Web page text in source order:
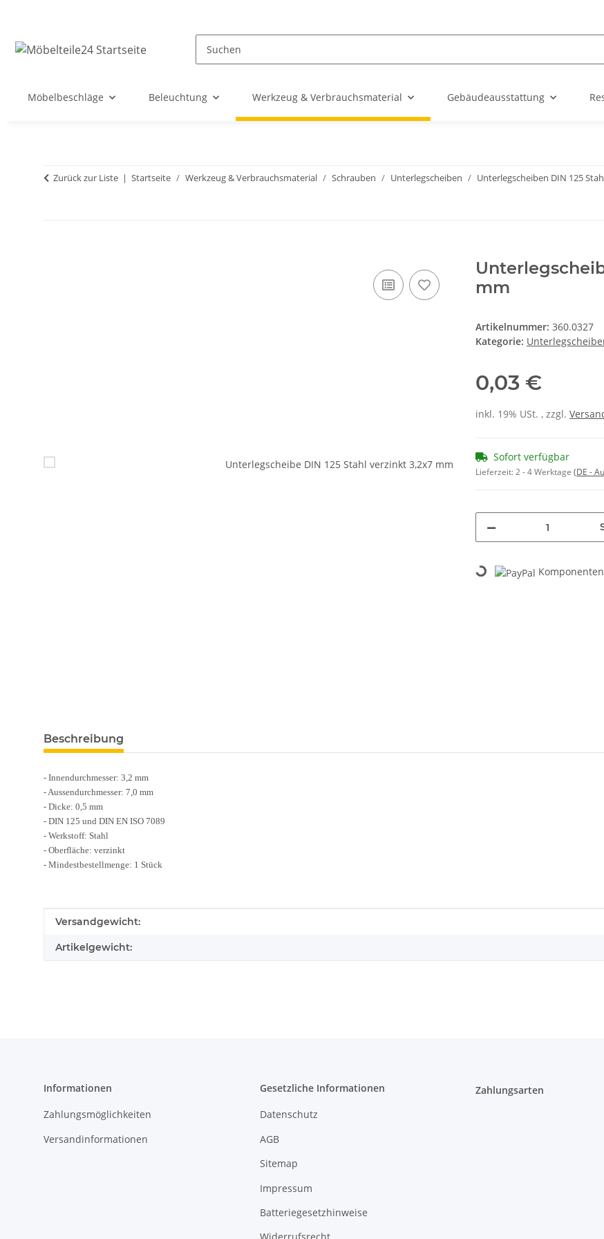
Möbelbeschläge Beleuchtung Werkzeug & Verbrauchsmaterial Gebäudeausstattung
Zurück zur Liste Startseite Werkzeug & Verbrauchsmaterial Schrauben Unterlegscheiben Unterlegscheiben DIN 125
mm
Artikelnummer: 360.0327
Kategorie:
0,03 €
inkl. 19% USt. , zzgl.
Sofort verfügbar
Lieferzeit:2 - 4 Werktage (DE -
Loading...
weitere Registerkarten anzeigen
Beschreibung
- Innendurchmesser: 3,2 mm
- Aussendurchmesser: 7,0 mm
- Dicke: 0,5 mm
- DIN 125 und DIN EN ISO 7089
- Werkstoff: Stahl
- Oberfläche: verzinkt
- Mindestbestellmenge: 1 Stück
Produkteigenschaft
Wert
Versandgewicht:
Artikelgewicht:
Informationen
Zahlungsmöglichkeiten
Versandinformationen
Gesetzliche Informationen
Datenschutz
AGB
Sitemap
Impressum
Batteriegesetzhinweise
Zahlungsarten